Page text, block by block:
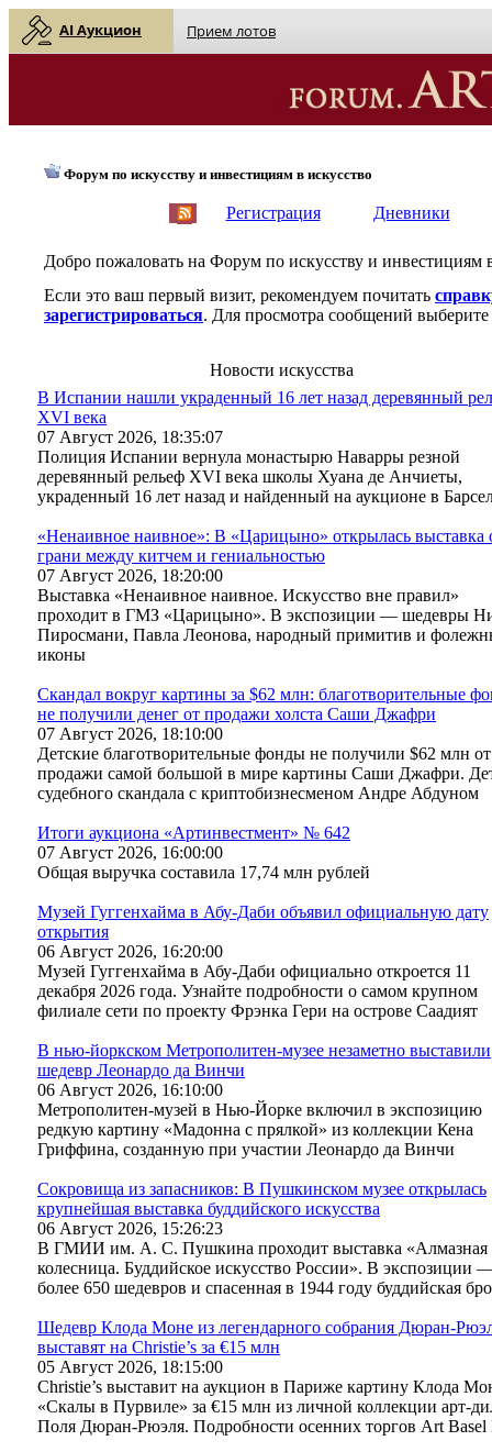
AI Аукцион Прием лотов
Форум по искусству и инвестициям в искусство
Регистрация Дневники
Добро пожаловать на Форум по искусству и инвестициям
Если это ваш первый визит, рекомендуем почитать
зарегистрироваться. Для просмотра сообщений выберите
Новости искусства
В Испании нашли украденный 16 лет назад деревянный
XVI века
07 Август 2026, 18:35:07
Полиция Испании вернула монастырю Наварры резной
деревянный рельеф XVI века школы Хуана де Анчиеты,
украденный 16 лет назад и найденный на аукционе в
«Ненаивное наивное»: В «Царицыно» открылась выставка
грани между китчем и гениальностью
07 Август 2026, 18:20:00
Выставка «Ненаивное наивное. Искусство вне правил»
проходит в ГМЗ «Царицыно». В экспозиции — шедевры
Пиросмани, Павла Леонова, народный примитив и
иконы
Скандал вокруг картины за $62 млн: благотворительные
не получили денег от продажи холста Саши Джафри
07 Август 2026, 18:10:00
Детские благотворительные фонды не получили $62 млн от
продажи самой большой в мире картины Саши Джафри.
судебного скандала с криптобизнесменом Андре Абдуном
Итоги аукциона «Артинвестмент» № 642
07 Август 2026, 16:00:00
Общая выручка составила 17,74 млн рублей
Музей Гуггенхайма в Абу-Даби объявил официальную дату
открытия
06 Август 2026, 16:20:00
Музей Гуггенхайма в Абу-Даби официально откроется 11
декабря 2026 года. Узнайте подробности о самом крупном
филиале сети по проекту Фрэнка Гери на острове Саадият
В нью-йоркском Метрополитен-музее незаметно выставили
шедевр Леонардо да Винчи
06 Август 2026, 16:10:00
Метрополитен-музей в Нью-Йорке включил в экспозицию
редкую картину «Мадонна с прялкой» из коллекции Кена
Гриффина, созданную при участии Леонардо да Винчи
Сокровища из запасников: В Пушкинском музее открылась
крупнейшая выставка буддийского искусства
06 Август 2026, 15:26:23
В ГМИИ им. А. С. Пушкина проходит выставка «Алмазная
колесница. Буддийское искусство России». В экспозиции
более 650 шедевров и спасенная в 1944 году буддийская
Шедевр Клода Моне из легендарного собрания Дюран-
выставят на Christie’s за €15 млн
05 Август 2026, 18:15:00
Christie’s выставит на аукцион в Париже картину Клода
«Скалы в Пурвиле» за €15 млн из личной коллекции арт-
Поля Дюран-Рюэля. Подробности осенних торгов Art Basel